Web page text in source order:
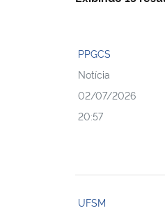
PPGCS
Notícia
02/07/2026
20:57
UFSM